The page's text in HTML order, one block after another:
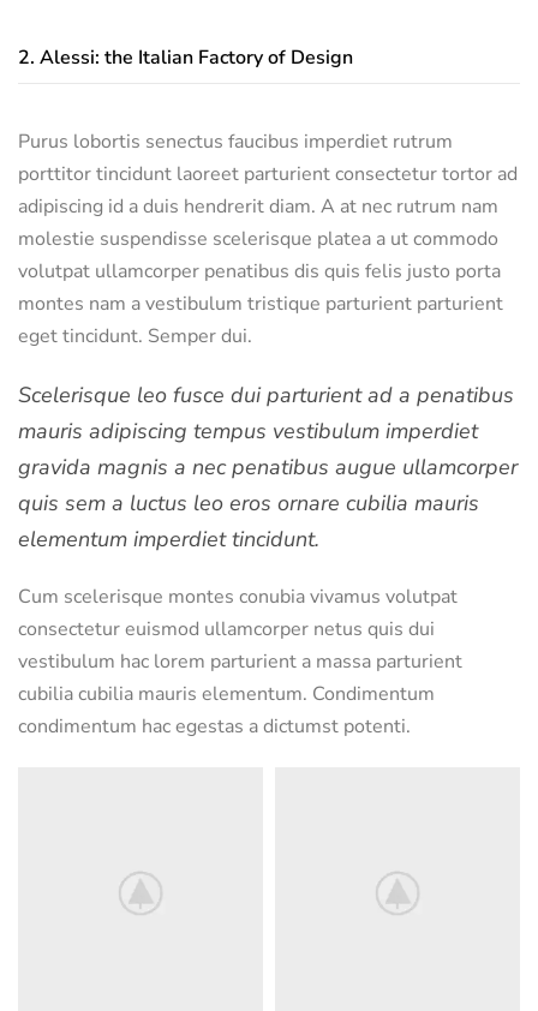
2. Alessi: the Italian Factory of Design
Purus lobortis senectus faucibus imperdiet rutrum
porttitor tincidunt laoreet parturient consectetur tortor ad
adipiscing id a duis hendrerit diam. A at nec rutrum nam
molestie suspendisse scelerisque platea a ut commodo
volutpat ullamcorper penatibus dis quis felis justo porta
montes nam a vestibulum tristique parturient parturient
eget tincidunt. Semper dui.
Scelerisque leo fusce dui parturient ad a penatibus
mauris adipiscing tempus vestibulum imperdiet
gravida magnis a nec penatibus augue ullamcorper
quis sem a luctus leo eros ornare cubilia mauris
elementum imperdiet tincidunt.
Cum scelerisque montes conubia vivamus volutpat
consectetur euismod ullamcorper netus quis dui
vestibulum hac lorem parturient a massa parturient
cubilia cubilia mauris elementum. Condimentum
condimentum hac egestas a dictumst potenti.